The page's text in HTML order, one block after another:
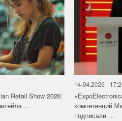
Retail Show 2026:
...
14.04.2026 -
компетенций
подписали ...